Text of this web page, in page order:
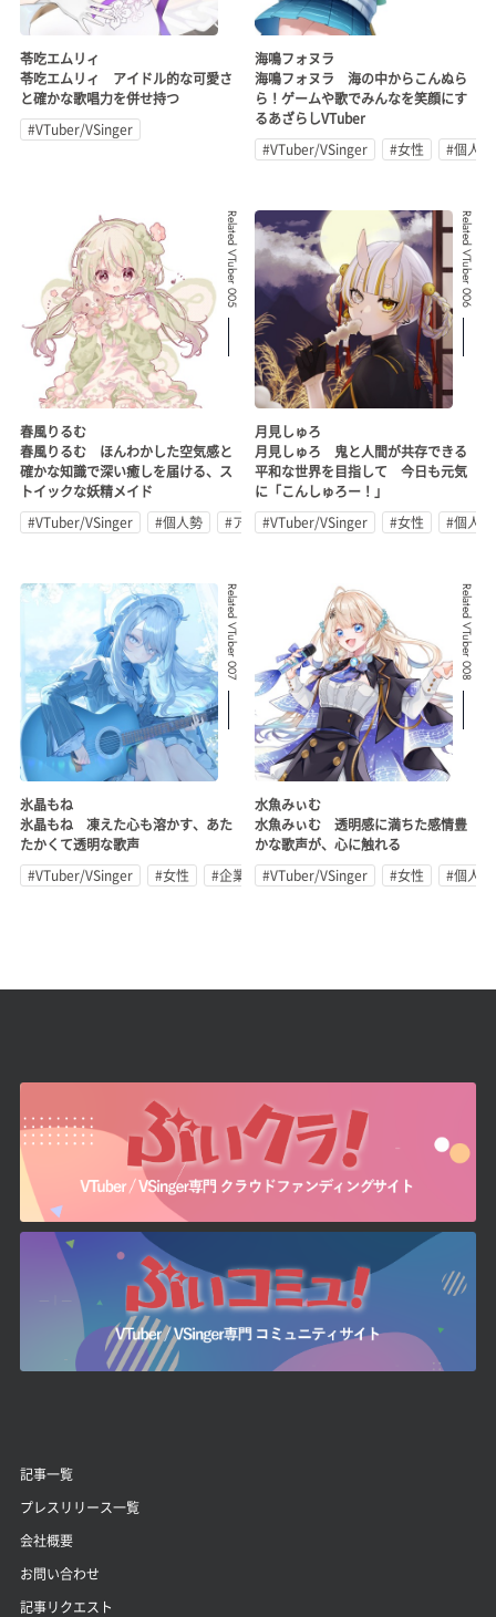
苓吃エムリィ
苓吃エムリィ アイドル的な可愛さ
と確かな歌唱力を併せ持つ
#VTuber/VSinger
海鳴フォヌラ
海鳴フォヌラ 海の中からこんぬら
ら！ゲームや歌でみんなを笑顔にす
るあざらしVTuber
#VTuber/VSinger
#女性 #個人勢
Related VTuber 005
春風りるむ
春風りるむ ほんわかした空気感と
確かな知識で深い癒しを届ける、ス
トイックな妖精メイド
#VTuber/VSinger
#個人勢 #アイドル
Related VTuber 006
月見しゅろ
月見しゅろ 鬼と人間が共存できる
平和な世界を目指して 今日も元気
に「こんしゅろー！」
#VTuber/VSinger
#女性 #個人勢
Related VTuber 007
氷晶もね
氷晶もね 凍えた心も溶かす、あた
たかくて透明な歌声
#VTuber/VSinger
#女性 #企業公式
Related VTuber 008
水魚みぃむ
水魚みぃむ 透明感に満ちた感情豊
かな歌声が、心に触れる
#VTuber/VSinger
#女性 #個人勢
記事一覧
プレスリリース一覧
会社概要
お問い合わせ
記事リクエスト